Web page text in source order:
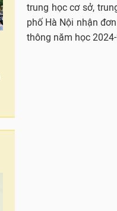
trung học cơ sở,
phố Hà Nội nhận
thông năm học